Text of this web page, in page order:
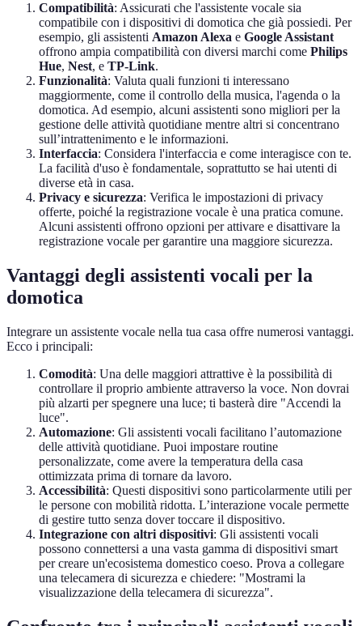
Compatibilità: Assicurati che l'assistente vocale sia
compatibile con i dispositivi di domotica che già possiedi. Per
esempio, gli assistenti Amazon Alexa e Google Assistant
offrono ampia compatibilità con diversi marchi come Philips
Hue, Nest, e TP-Link.
Funzionalità: Valuta quali funzioni ti interessano
maggiormente, come il controllo della musica, l'agenda o la
domotica. Ad esempio, alcuni assistenti sono migliori per la
gestione delle attività quotidiane mentre altri si concentrano
sull’intrattenimento e le informazioni.
Interfaccia: Considera l'interfaccia e come interagisce con te.
La facilità d'uso è fondamentale, soprattutto se hai utenti di
diverse età in casa.
Privacy e sicurezza: Verifica le impostazioni di privacy
offerte, poiché la registrazione vocale è una pratica comune.
Alcuni assistenti offrono opzioni per attivare e disattivare la
registrazione vocale per garantire una maggiore sicurezza.
Vantaggi degli assistenti vocali per la
domotica
Integrare un assistente vocale nella tua casa offre numerosi vantaggi.
Ecco i principali:
Comodità: Una delle maggiori attrattive è la possibilità di
controllare il proprio ambiente attraverso la voce. Non dovrai
più alzarti per spegnere una luce; ti basterà dire "Accendi la
luce".
Automazione: Gli assistenti vocali facilitano l’automazione
delle attività quotidiane. Puoi impostare routine
personalizzate, come avere la temperatura della casa
ottimizzata prima di tornare da lavoro.
Accessibilità: Questi dispositivi sono particolarmente utili per
le persone con mobilità ridotta. L’interazione vocale permette
di gestire tutto senza dover toccare il dispositivo.
Integrazione con altri dispositivi: Gli assistenti vocali
possono connettersi a una vasta gamma di dispositivi smart
per creare un'ecosistema domestico coeso. Prova a collegare
una telecamera di sicurezza e chiedere: "Mostrami la
visualizzazione della telecamera di sicurezza".